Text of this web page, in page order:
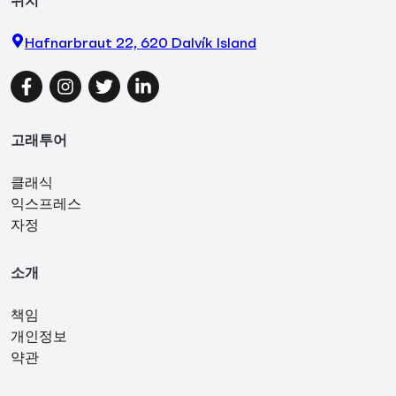
Hafnarbraut 22, 620 Dalvík Island
FacebookInstagram
TwitterLinkedIn
고래투어
클래식
익스프레스
자정
소개
책임
개인정보
약관